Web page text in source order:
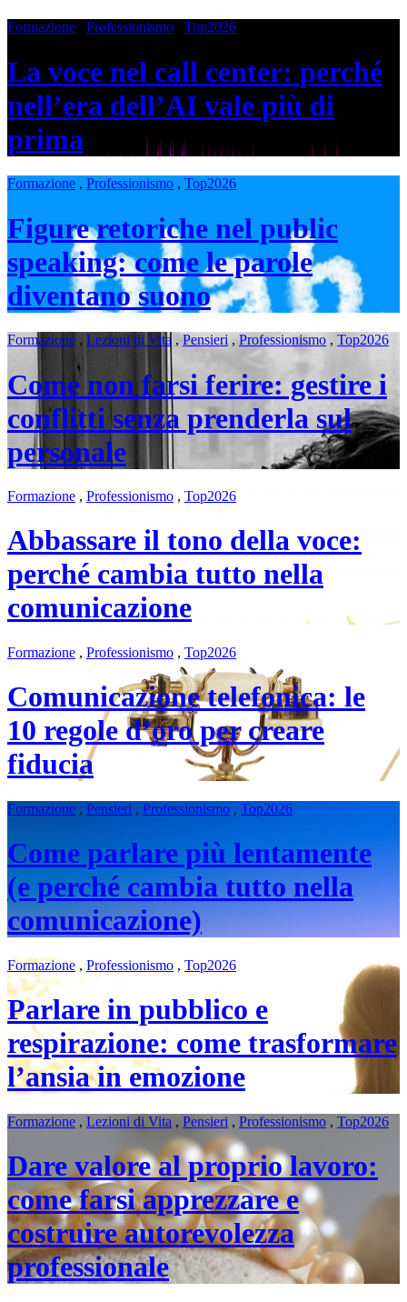
Formazione Professionismo Top2026
La voce nel call center: perché
nell’era dell’AI vale più di
prima
Formazione , Professionismo , Top2026
Figure retoriche nel public
speaking: come le parole
diventano suono
Formazione , Lezioni di Vita , Pensieri ,Professionismo , Top2026
Come non farsi ferire: gestire i
conflitti senza prenderla sul
personale
Formazione , Professionismo , Top2026
Abbassare il tono della voce:
perché cambia tutto nella
comunicazione
Formazione , Professionismo , Top2026
Comunicazione telefonica: le
10 regole d’oro per creare
fiducia
Formazione , Pensieri , Professionismo , Top2026
Come parlare più lentamente
(e perché cambia tutto nella
comunicazione)
Formazione ,Professionismo , Top2026
Parlare in pubblico e
respirazione: come trasformare
l’ansia in emozione
Formazione , Lezioni di Vita , Pensieri , Professionismo , Top2026
Dare valore al proprio lavoro:
come farsi apprezzare e
costruire autorevolezza
professionale